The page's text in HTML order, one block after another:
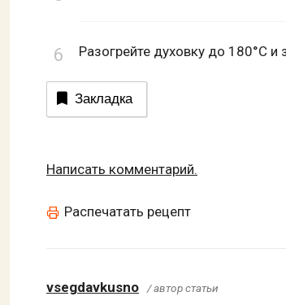
Разогрейте духовку до 180°С и
Закладка
Написать комментарий.
Распечатать рецепт
vsegdavkusno / автор статьи